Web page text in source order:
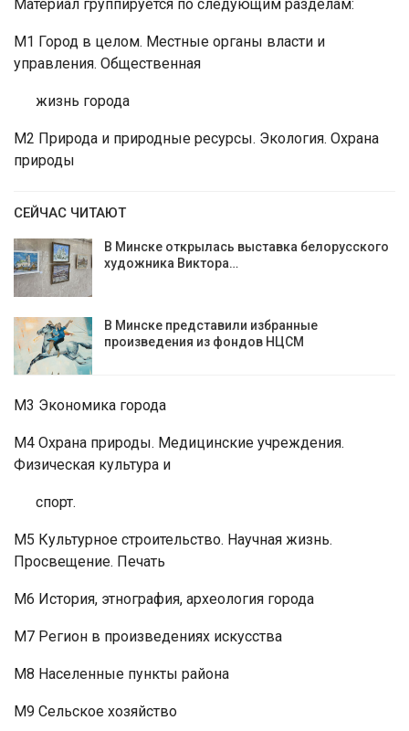
Материал группируется по следующим разделам:
М1 Город в целом. Местные органы власти и
управления. Общественная
жизнь города
М2 Природа и природные ресурсы. Экология. Охрана
природы
СЕЙЧАС ЧИТАЮТ
В Минске открылась выставка белорусского
художника Виктора…
В Минске представили избранные
произведения из фондов НЦСМ
М3 Экономика города
М4 Охрана природы. Медицинские учреждения.
Физическая культура и
спорт.
М5 Культурное строительство. Научная жизнь.
Просвещение. Печать
М6 История, этнография, археология города
М7 Регион в произведениях искусства
М8 Населенные пункты района
М9 Сельское хозяйство